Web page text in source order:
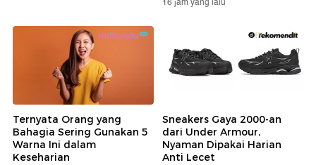
Ternyata Orang yang
Bahagia Sering Gunakan 5
Warna Ini dalam
Keseharian
Sneakers Gaya 2000-an
dari Under Armour,
Nyaman Dipakai Harian
Anti Lecet